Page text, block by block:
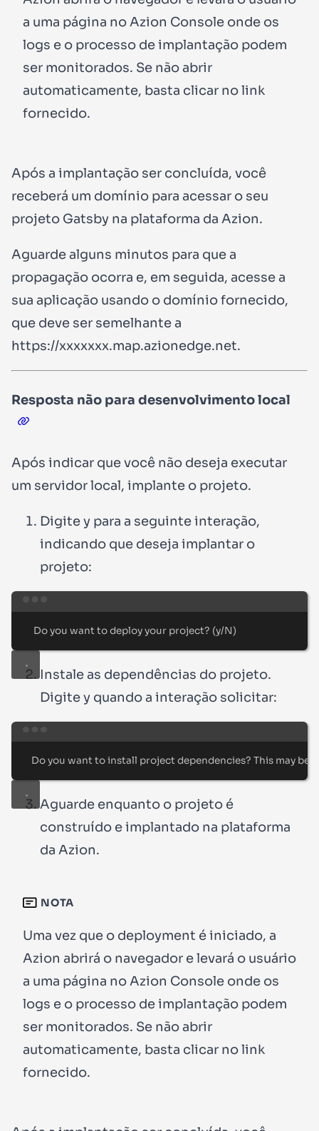
a uma página no Azion Console onde os
logs e o processo de implantação podem
ser monitorados. Se não abrir
automaticamente, basta clicar no link
fornecido.
Após a implantação ser concluída, você
receberá um domínio para acessar o seu
projeto Gatsby na plataforma da Azion.
Aguarde alguns minutos para que a
propagação ocorra e, em seguida, acesse a
sua aplicação usando o domínio fornecido,
que deve ser semelhante a
https://xxxxxxx.map.azionedge.net.
Resposta não para desenvolvimento local
Após indicar que você não deseja executar
um servidor local, implante o projeto.
Digitey para a seguinte interação,
indicando que deseja implantar o
projeto:
Do you want to deploy your project? (y/N)
Instale as dependências do projeto.
Digitey quando a interação solicitar:
Do you want to install project dependencies? This may be
Aguarde enquanto o projeto é
construído e implantado na plataforma
da Azion.
NOTA
Uma vez que o deployment é iniciado, a
Azion abrirá o navegador e levará o usuário
a uma página no Azion Console onde os
logs e o processo de implantação podem
ser monitorados. Se não abrir
automaticamente, basta clicar no link
fornecido.